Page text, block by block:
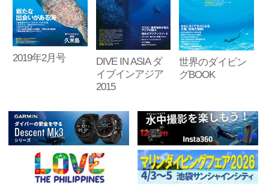
2019年2月号
DIVE IN ASIA ダ
イブインアジア
2015
世界のダイビン
グBOOK